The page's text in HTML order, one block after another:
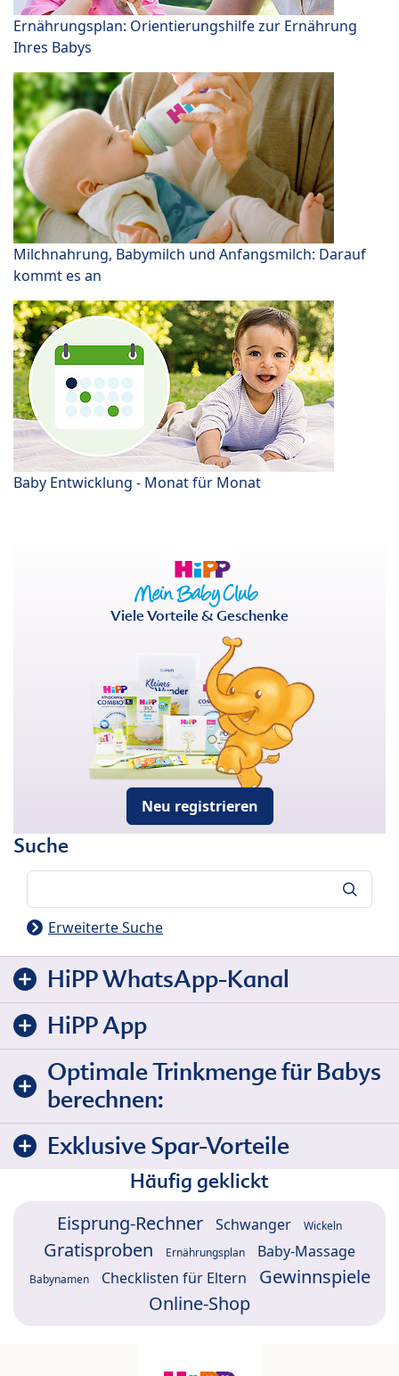
Ernährungsplan: Orientierungshilfe zur Ernährung
Ihres Babys
Milchnahrung, Babymilch und Anfangsmilch: Darauf
kommt es an
Baby Entwicklung - Monat für Monat
Viele Vorteile & Geschenke
Neu registrieren
Suche
Erweiterte Suche
HiPP WhatsApp-Kanal
HiPP App
Optimale Trinkmenge für Babys
berechnen:
Exklusive Spar-Vorteile
Häufig geklickt
Eisprung-Rechner Schwanger Wickeln
Gratisproben Ernährungsplan Baby-Massage
Babynamen Checklisten für Eltern
Gewinnspiele
Online-Shop